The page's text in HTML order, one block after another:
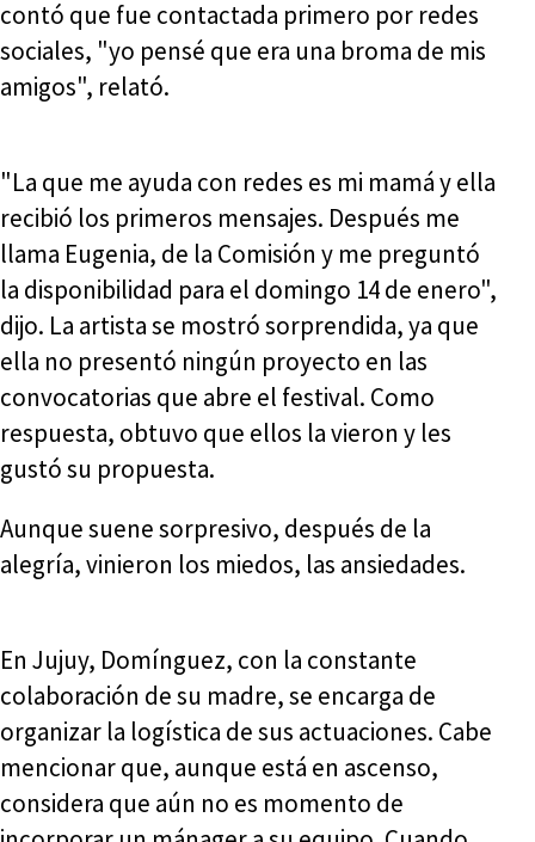
contó que fue contactada primero por redes
sociales, "yo pensé que era una broma de mis
amigos", relató.
"La que me ayuda con redes es mi mamá y ella
recibió los primeros mensajes. Después me
llama Eugenia, de la Comisión y me preguntó
la disponibilidad para el domingo 14 de enero",
dijo. La artista se mostró sorprendida, ya que
ella no presentó ningún proyecto en las
convocatorias que abre el festival. Como
respuesta, obtuvo que ellos la vieron y les
gustó su propuesta.
Aunque suene sorpresivo, después de la
alegría, vinieron los miedos, las ansiedades.
En Jujuy, Domínguez, con la constante
colaboración de su madre, se encarga de
organizar la logística de sus actuaciones. Cabe
mencionar que, aunque está en ascenso,
considera que aún no es momento de